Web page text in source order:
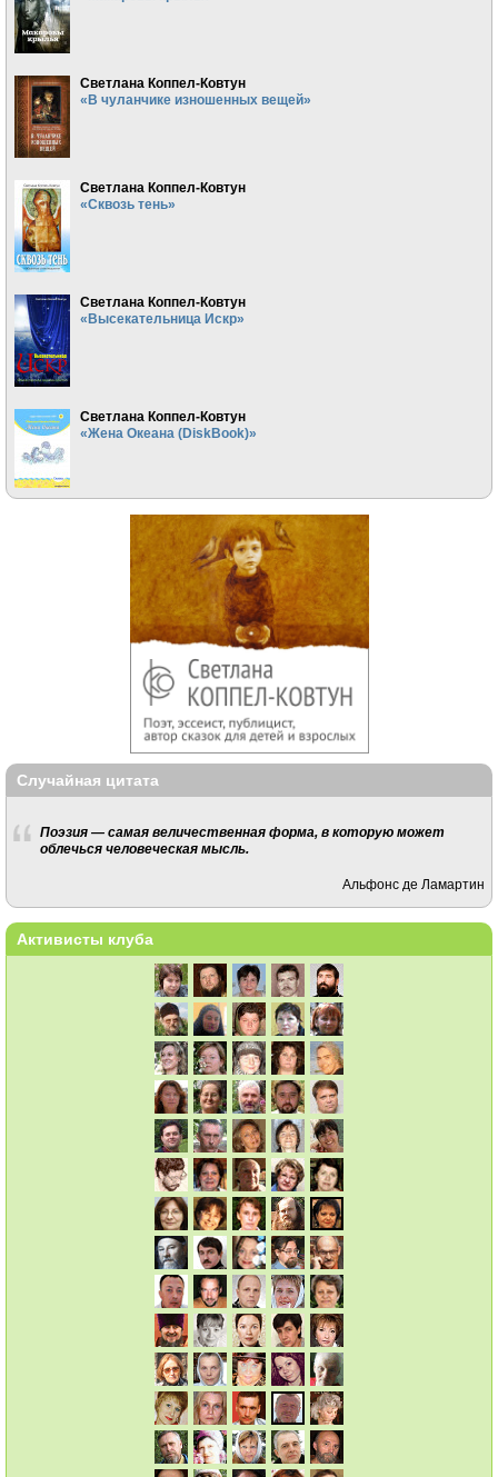
Светлана Коппел-Ковтун
«В чуланчике изношенных вещей»
Светлана Коппел-Ковтун
«Сквозь тень»
Светлана Коппел-Ковтун
«Высекательница Искр»
Светлана Коппел-Ковтун
«Жена Океана (DiskBook)»
Случайная цитата
Поэзия — самая величественная форма, в которую может
облечься человеческая мысль.
Альфонс де Ламартин
Активисты клуба